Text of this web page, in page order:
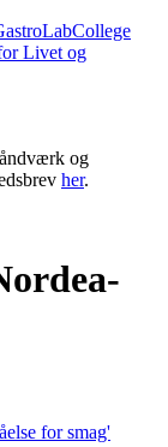
Livet og
og
her.
for smag'